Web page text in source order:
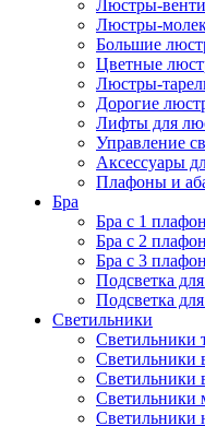
Люстры-
Люстры-
Большие
Цветные
Люстры-
Дорогие
Лифты для
Управление
Аксессуары
Плафоны и
Бра
Бра с 1
Бра с 2
Бра с 3
Подсветка
Подсветка
Светильники
Светильники
Светильники
Светильники
Светильники
Светильники